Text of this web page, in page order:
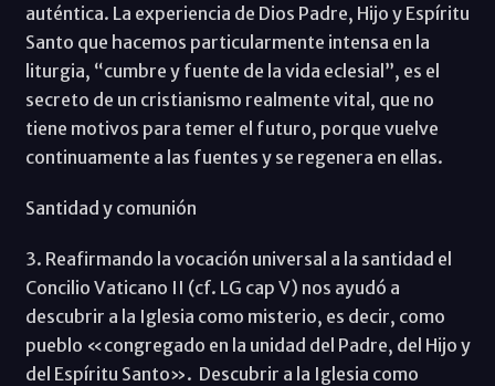
auténtica. La experiencia de Dios Padre, Hijo y Espíritu
Santo que hacemos particularmente intensa en la
liturgia, “cumbre y fuente de la vida eclesial”, es el
secreto de un cristianismo realmente vital, que no
tiene motivos para temer el futuro, porque vuelve
continuamente a las fuentes y se regenera en ellas.
Santidad y comunión
3. Reafirmando la vocación universal a la santidad el
Concilio Vaticano II (cf. LG cap V) nos ayudó a
descubrir a la Iglesia como misterio, es decir, como
pueblo «congregado en la unidad del Padre, del Hijo y
del Espíritu Santo». Descubrir a la Iglesia como